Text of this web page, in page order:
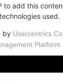
to add this
used.
by Usercentrics
Platform